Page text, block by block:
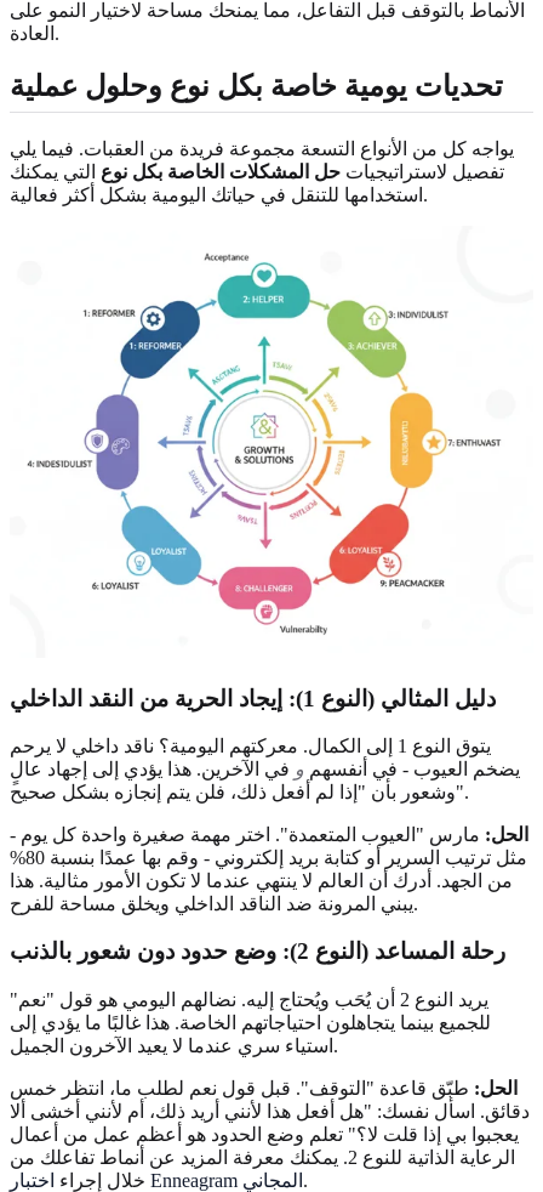
الأنماط بالتوقف قبل التفاعل، مما يمنحك مساحة لاختيار النمو على
العادة.
تحديات يومية خاصة بكل نوع وحلول عملية
يواجه كل من الأنواع التسعة مجموعة فريدة من العقبات. فيما يلي
تفصيل لاستراتيجيات حل المشكلات الخاصة بكل نوع التي يمكنك
استخدامها للتنقل في حياتك اليومية بشكل أكثر فعالية.
دليل المثالي (النوع 1): إيجاد الحرية من النقد الداخلي
يتوق النوع 1 إلى الكمال. معركتهم اليومية؟ ناقد داخلي لا يرحم
يضخم العيوب - في أنفسهم و في الآخرين. هذا يؤدي إلى إجهاد عالٍ
وشعور بأن "إذا لم أفعل ذلك، فلن يتم إنجازه بشكل صحيح".
الحل: مارس "العيوب المتعمدة". اختر مهمة صغيرة واحدة كل يوم -
مثل ترتيب السرير أو كتابة بريد إلكتروني - وقم بها عمدًا بنسبة 80%
من الجهد. أدرك أن العالم لا ينتهي عندما لا تكون الأمور مثالية. هذا
يبني المرونة ضد الناقد الداخلي ويخلق مساحة للفرح.
رحلة المساعد (النوع 2): وضع حدود دون شعور بالذنب
يريد النوع 2 أن يُحَب ويُحتاج إليه. نضالهم اليومي هو قول "نعم"
للجميع بينما يتجاهلون احتياجاتهم الخاصة. هذا غالبًا ما يؤدي إلى
استياء سري عندما لا يعيد الآخرون الجميل.
الحل: طبّق قاعدة "التوقف". قبل قول نعم لطلب ما، انتظر خمس
دقائق. اسأل نفسك: "هل أفعل هذا لأنني أريد ذلك، أم لأنني أخشى ألا
يعجبوا بي إذا قلت لا؟" تعلم وضع الحدود هو أعظم عمل من أعمال
الرعاية الذاتية للنوع 2. يمكنك معرفة المزيد عن أنماط تفاعلك من
خلال إجراء
اختبار Enneagram المجاني .